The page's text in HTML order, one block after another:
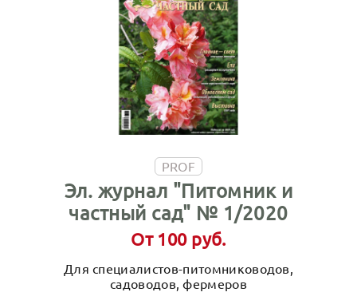
PROF
Эл. журнал "Питомник и
частный сад" № 1/2020
От 100 руб.
Для специалистов-питомниководов,
садоводов, фермеров